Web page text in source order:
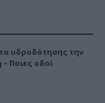
υδροδότησης την
– Ποιες οδοί